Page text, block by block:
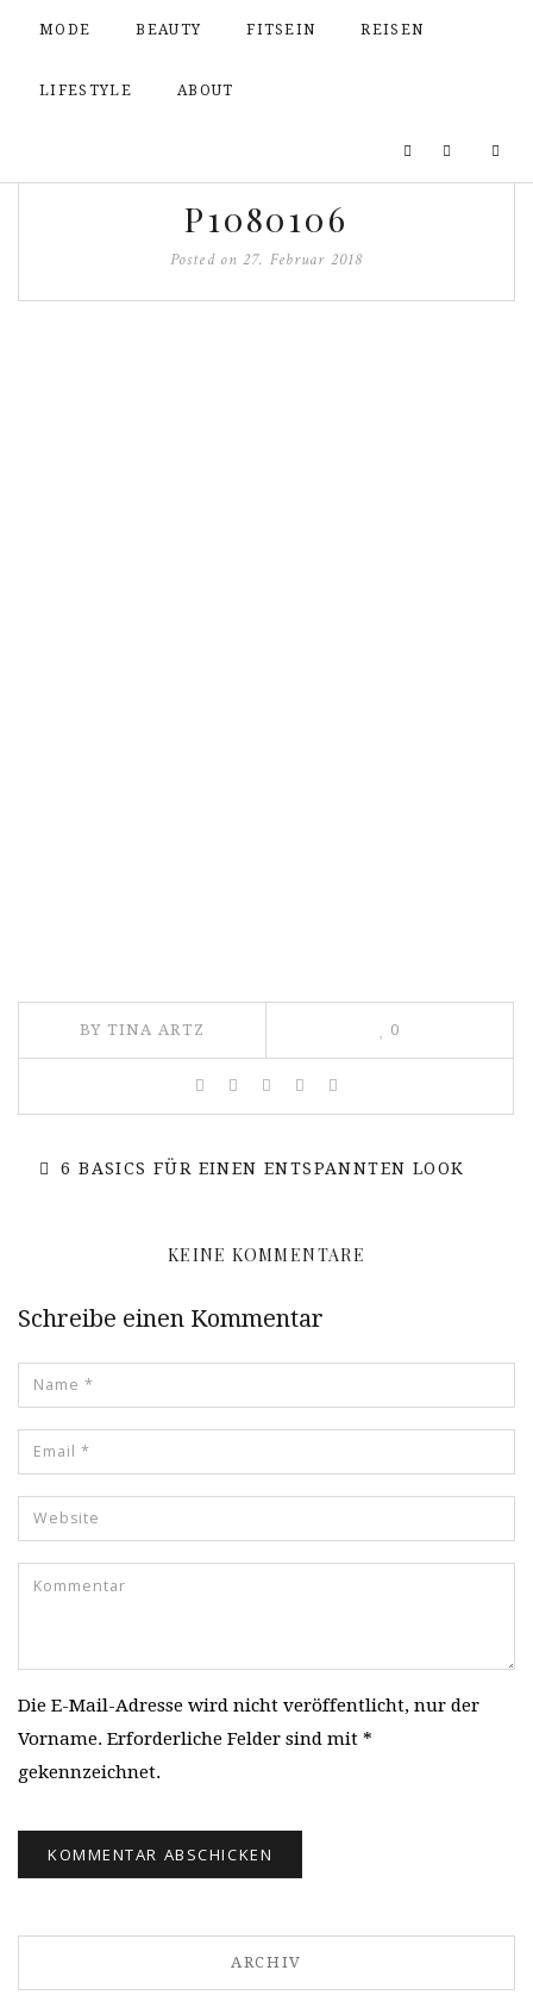
MODE BEAUTY FITSEIN REISEN
LIFESTYLE ABOUT
P1080106
Posted on27. Februar 2018
BY TINA ARTZ 0
6 BASICS FÜR EINEN ENTSPANNTEN LOOK
KEINE KOMMENTARE
Schreibe einen Kommentar
Die E-Mail-Adresse wird nicht veröffentlicht, nur der
Vorname. Erforderliche Felder sind mit *
gekennzeichnet.
ARCHIV